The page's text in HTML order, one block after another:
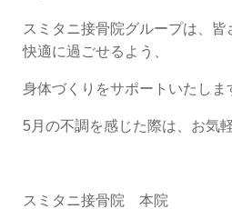
スミタニ接骨院グループは、
快適に過ごせるよう、
身体づくりをサポートいたしま
5月の不調を感じた際は、お気
スミタニ接骨院 本院